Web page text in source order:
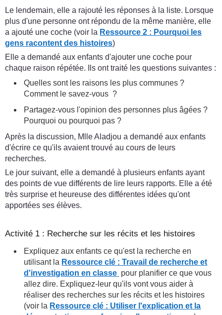
Le lendemain, elle a rajouté les réponses à la liste. Lorsque
plus d'une personne ont répondu de la même manière, elle
a ajouté une coche (voir la Ressource 2 : Pourquoi les
gens racontent des histoires)
Elle a demandé aux enfants d'ajouter une coche pour
chaque raison répétée. Ils ont traité les questions suivantes :
Quelles sont les raisons les plus communes ?
Comment le savez-vous ?
Partagez-vous l'opinion des personnes plus âgées ?
Pourquoi ou pourquoi pas ?
Après la discussion, Mlle Aladjou a demandé aux enfants
d'écrire ce qu'ils avaient trouvé au cours de leurs
recherches.
Le jour suivant, elle a demandé à plusieurs enfants ayant
des points de vue différents de lire leurs rapports. Elle a été
très surprise et heureuse des différentes idées qu'ont
apportées ses élèves.
Activité 1 : Recherche sur les récits et les histoires
Expliquez aux enfants ce qu'est la recherche en
utilisant la Ressource clé : Travail de recherche et
d'investigation en classe pour planifier ce que vous
allez dire. Expliquez-leur qu'ils vont vous aider à
réaliser des recherches sur les récits et les histoires
(voir la Ressource clé : Utiliser l'explication et la